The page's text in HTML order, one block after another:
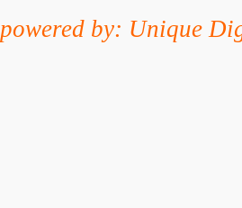
powered by: Unique